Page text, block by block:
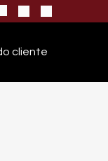
cliente